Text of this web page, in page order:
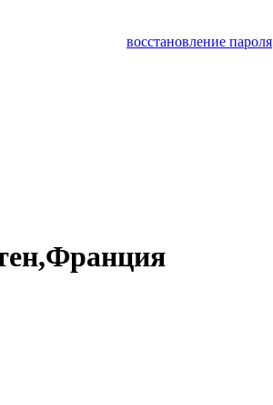
восстановление пароля